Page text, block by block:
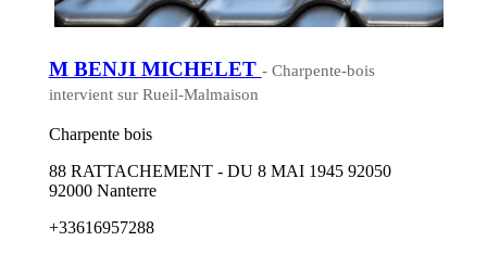
M BENJI MICHELET - Charpente-bois
intervient sur Rueil-Malmaison
Charpente bois
88 RATTACHEMENT - DU 8 MAI 1945 92050
92000 Nanterre
+33616957288